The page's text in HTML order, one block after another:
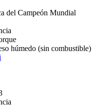
del Campeón Mundial
húmedo (sin combustible)